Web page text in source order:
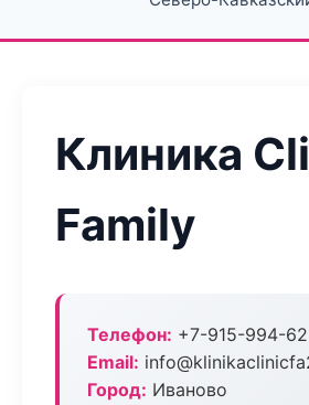
Клиника
Family
Телефон: +7-915-994-
Email:
Город: Иваново